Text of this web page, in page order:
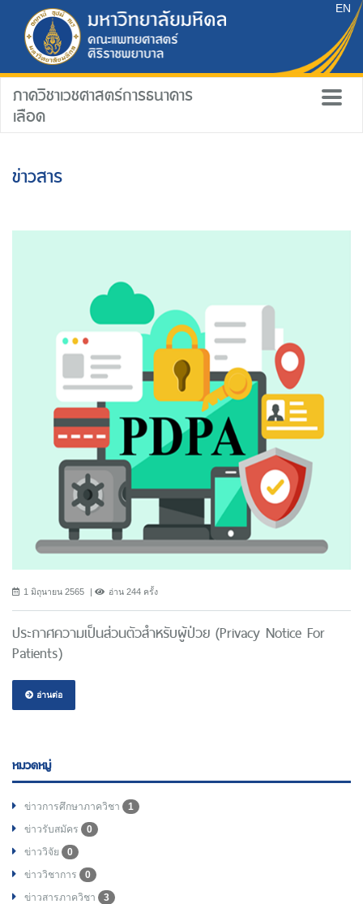
EN
ภาควิชาเวชศาสตร์การธนาคาร
เลือด
ข่าวสาร
1 มิถุนายน 2565 อ่าน 244 ครั้ง
ประกาศความเป็นส่วนตัวสำหรับผู้ป่วย (Privacy Notice For
Patients)
อ่านต่อ
หมวดหมู่
ข่าวการศึกษาภาควิชา
1
ข่าวรับสมัคร
0
ข่าววิจัย
0
ข่าววิชาการ
0
ข่าวสารภาควิชา
3